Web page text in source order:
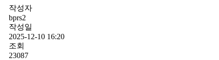
작성자
bprs2
작성일
2025-12-10 16:20
조회
23087